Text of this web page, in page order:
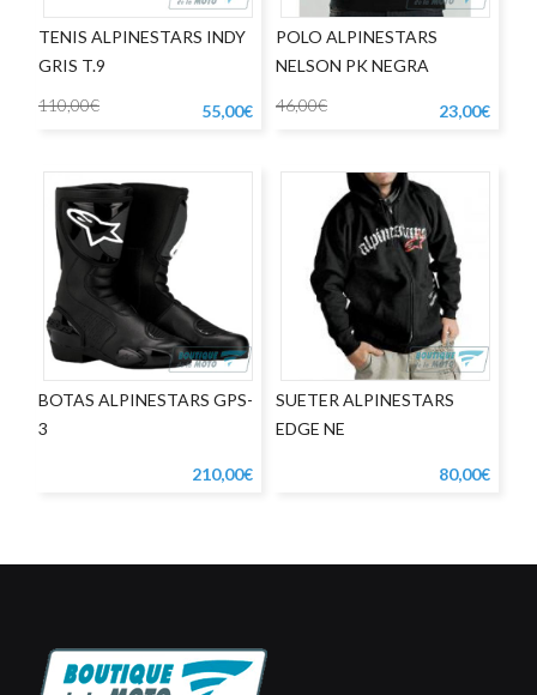
TENIS ALPINESTARS INDY
GRIS T.9
110,00€
55,00€
POLO ALPINESTARS
NELSON PK NEGRA
46,00€
23,00€
BOTAS ALPINESTARS GPS-
3
210,00€
SUETER ALPINESTARS
EDGE NE
80,00€